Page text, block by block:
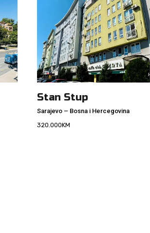
Stan Stup
Sarajevo – Bosna i Hercegovina
320.000KM